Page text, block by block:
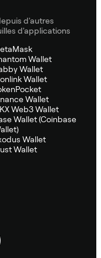
d'autres
d'applications
Wallet
Wallet
Wallet
Wallet
Web3 Wallet
Wallet (Coinbase
Wallet
Wallet